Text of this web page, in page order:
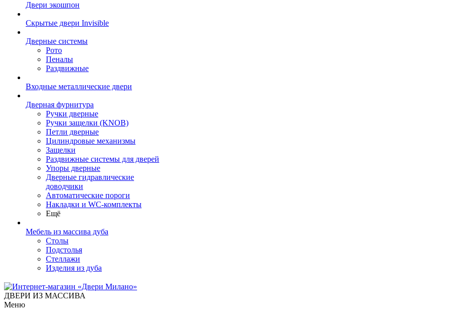
Двери экошпон
Скрытые двери Invisible
Дверные системы
Рото
Пеналы
Раздвижные
Входные металлические двери
Дверная фурнитура
Ручки дверные
Ручки защелки (KNOB)
Петли дверные
Цилиндровые механизмы
Защелки
Раздвижные системы для дверей
Упоры дверные
Дверные гидравлические
доводчики
Автоматические пороги
Накладки и WC-комплекты
Ещё
Мебель из массива дуба
Столы
Подстолья
Стеллажи
Изделия из дуба
ДВЕРИ ИЗ МАССИВА
Меню